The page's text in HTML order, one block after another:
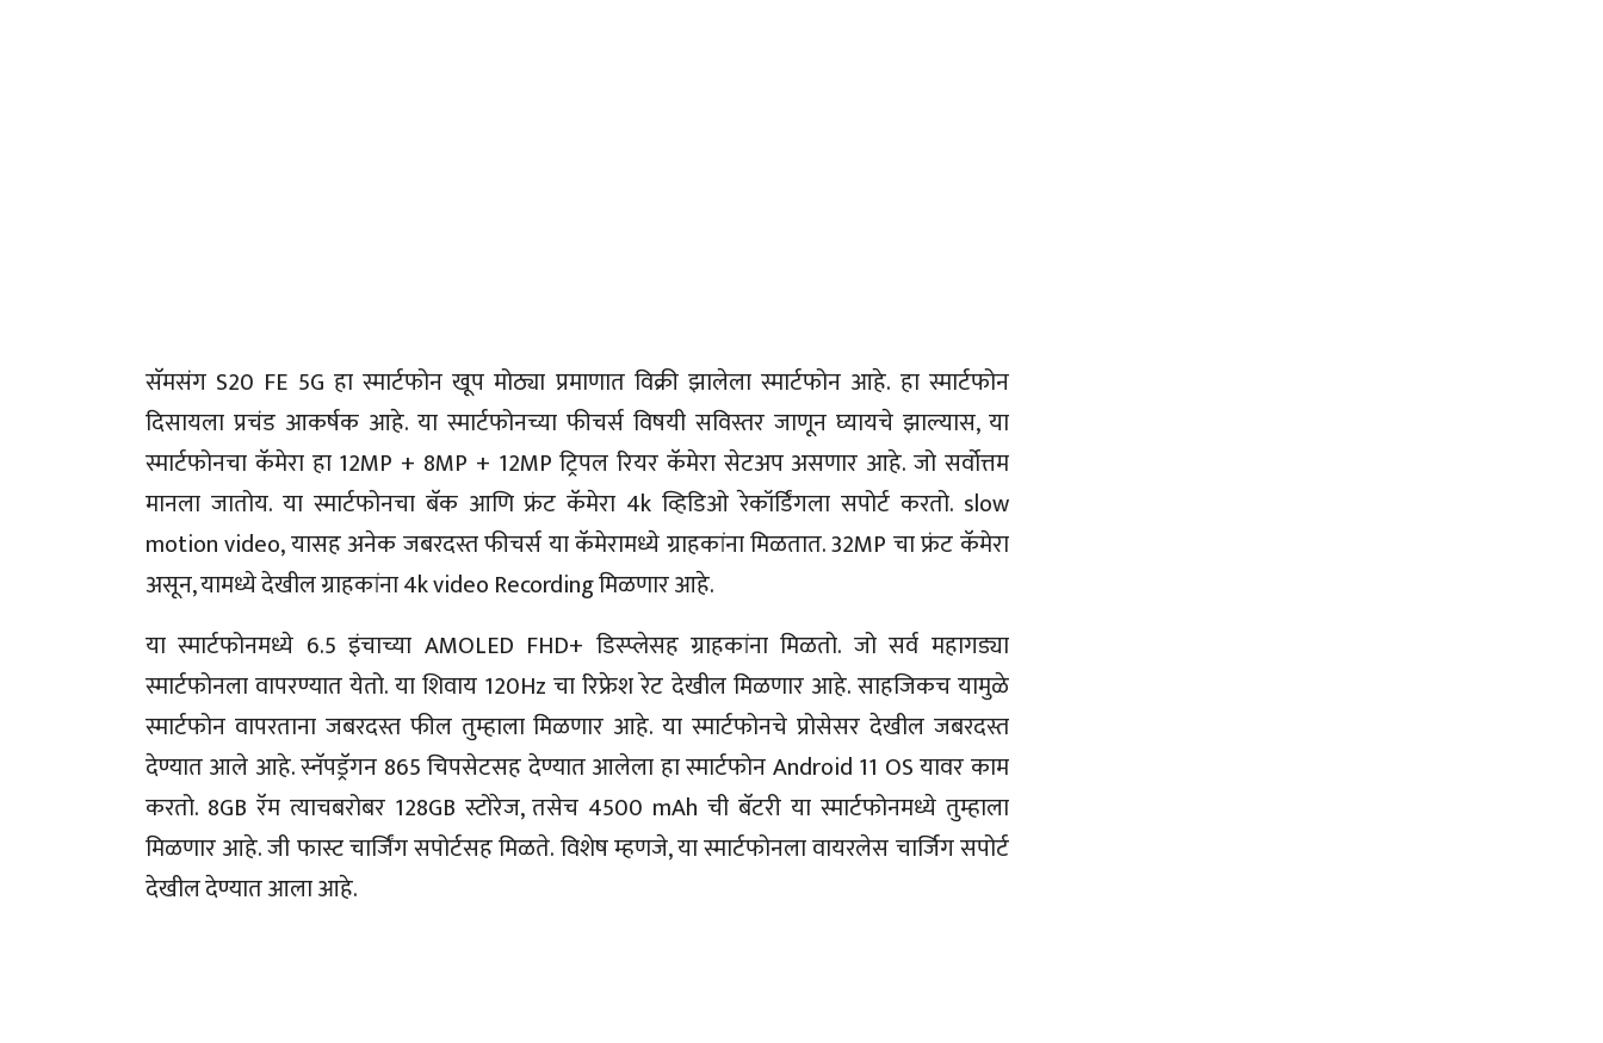
सॅमसंग S20 FE 5G हा स्मार्टफोन खूप मोठ्या प्रमाणात विक्री झालेला स्मार्टफोन आहे. हा स्मार्टफोन
दिसायला प्रचंड आकर्षक आहे. या स्मार्टफोनच्या फीचर्स विषयी सविस्तर जाणून घ्यायचे झाल्यास, या
स्मार्टफोनचा कॅमेरा हा 12MP + 8MP + 12MP ट्रिपल रियर कॅमेरा सेटअप असणार आहे. जो सर्वोत्तम
मानला जातोय. या स्मार्टफोनचा बॅक आणि फ्रंट कॅमेरा 4k व्हिडिओ रेकॉर्डिंगला सपोर्ट करतो. slow
motion video, यासह अनेक जबरदस्त फीचर्स या कॅमेरामध्ये ग्राहकांना मिळतात. 32MP चा फ्रंट कॅमेरा
असून, यामध्ये देखील ग्राहकांना 4k video Recording मिळणार आहे.
या स्मार्टफोनमध्ये 6.5 इंचाच्या AMOLED FHD+ डिस्प्लेसह ग्राहकांना मिळतो. जो सर्व महागड्या
स्मार्टफोनला वापरण्यात येतो. या शिवाय 120Hz चा रिफ्रेश रेट देखील मिळणार आहे. साहजिकच यामुळे
स्मार्टफोन वापरताना जबरदस्त फील तुम्हाला मिळणार आहे. या स्मार्टफोनचे प्रोसेसर देखील जबरदस्त
देण्यात आले आहे. स्नॅपड्रॅगन 865 चिपसेटसह देण्यात आलेला हा स्मार्टफोन Android 11 OS यावर काम
करतो. 8GB रॅम त्याचबरोबर 128GB स्टोरेज, तसेच 4500 mAh ची बॅटरी या स्मार्टफोनमध्ये तुम्हाला
मिळणार आहे. जी फास्ट चार्जिंग सपोर्टसह मिळते. विशेष म्हणजे, या स्मार्टफोनला वायरलेस चार्जिग सपोर्ट
देखील देण्यात आला आहे.